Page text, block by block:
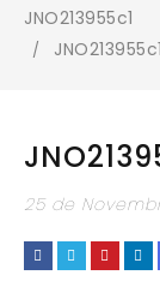
JNO213955c1
/
25 de